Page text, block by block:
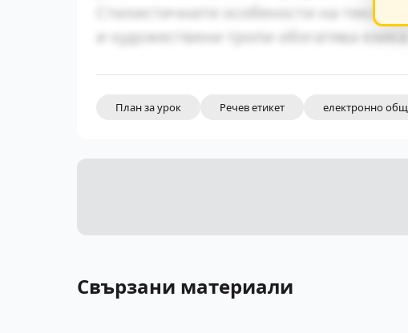
Стилистичните особености на
и художествени тропи обогатява езика.
План за урок Речев етикет електронно
Свързани материали